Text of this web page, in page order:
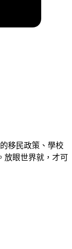
移民政策、學校
放眼世界就，才可